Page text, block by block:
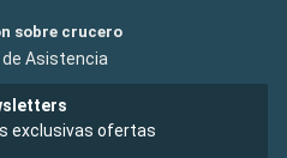
sobre crucero
Asistencia
exclusivas ofertas